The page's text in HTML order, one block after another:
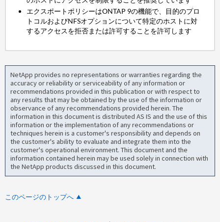
エクスポートポリシーはONTAP 9の機能で、目的のプロ
トコルおよびNFSオプションについて特定のホストに対
するアクセスを拒否または許可することを許可します
NetApp provides no representations or warranties regarding the
accuracy or reliability or serviceability of any information or
recommendations provided in this publication or with respect to
any results that may be obtained by the use of the information or
observance of any recommendations provided herein. The
information in this document is distributed AS IS and the use of this
information or the implementation of any recommendations or
techniques herein is a customer's responsibility and depends on
the customer's ability to evaluate and integrate them into the
customer's operational environment. This document and the
information contained herein may be used solely in connection with
the NetApp products discussed in this document.
このページのトップへ